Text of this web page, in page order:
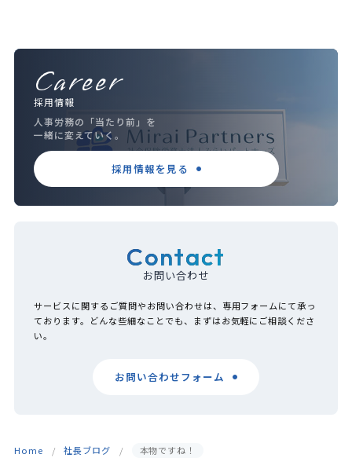
Career
採用情報
人事労務の「当たり前」を
一緒に変えていく。
採用情報を見る
Contact
お問い合わせ
サービスに関するご質問やお問い合わせは、専用フォームにて承っ
ております。どんな些細なことでも、まずはお気軽にご相談くださ
い。
お問い合わせフォーム
Home 社長ブログ 本物ですね！